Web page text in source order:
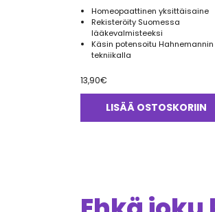
Homeopaattinen yksittäisaine
Rekisteröity Suomessa
lääkevalmisteeksi
Käsin potensoitu Hahnemannin
tekniikalla
13,90€
LISÄÄ OSTOSKORIIN